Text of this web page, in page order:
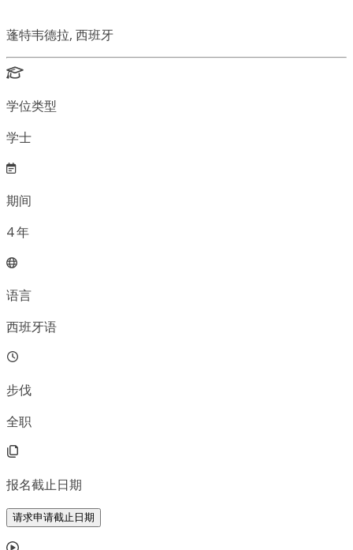
蓬特韦德拉, 西班牙
学位类型
学士
期间
4年
语言
西班牙语
步伐
全职
报名截止日期
请求申请截止日期